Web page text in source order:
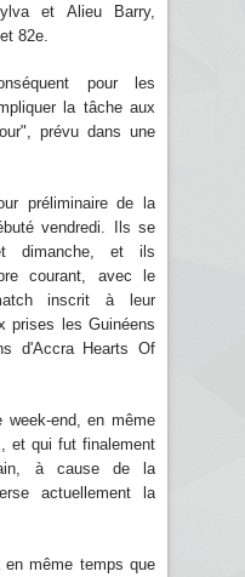
et Alieu Barry,
82e.
pour les
la tâche aux
prévu dans une
préliminaire de la
vendredi. Ils se
dimanche, et ils
courant, avec le
inscrit à leur
prises les Guinéens
d'Accra Hearts Of
week-end, en même
et qui fut finalement
à cause de la
actuellement la
même temps que